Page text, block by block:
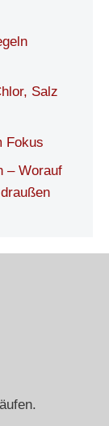
Salz
Fokus
– Worauf